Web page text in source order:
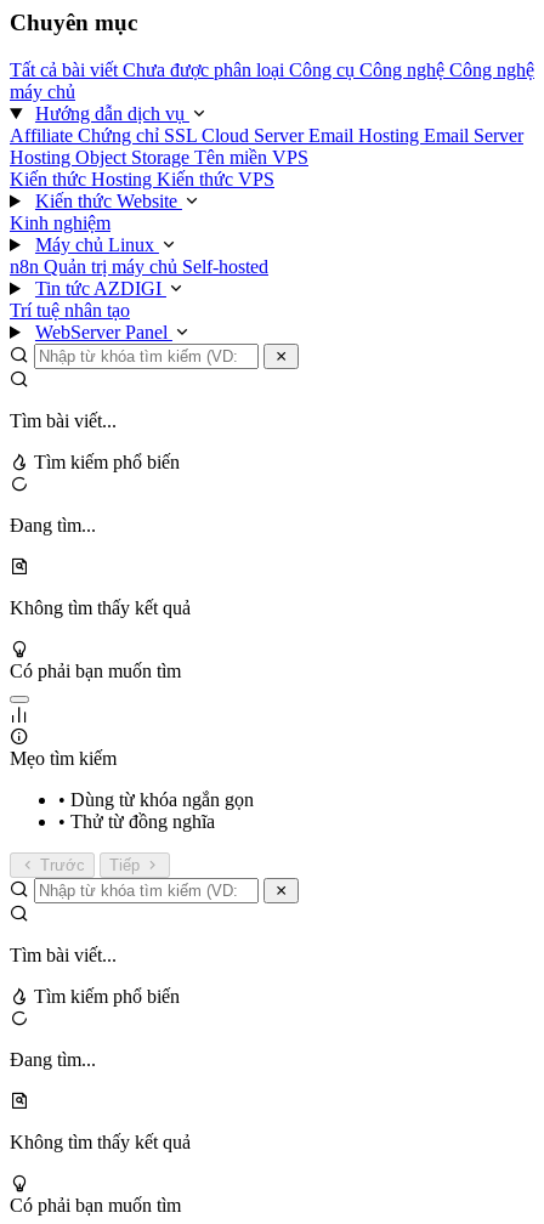
Chuyên mục
Tất cả bài viết Chưa được phân loại Công cụ Công nghệ Công nghệ
máy chủ
Hướng dẫn dịch vụ
Affiliate Chứng chỉ SSL Cloud ServerEmail Hosting Email Server
Hosting Object Storage Tên miền VPS
Kiến thức Hosting Kiến thức VPS
Kiến thức Website
Kinh nghiệm
Máy chủ Linux
n8n Quản trị máy chủ Self-hosted
Tin tức AZDIGI
Trí tuệ nhân tạo
WebServer Panel
Tìm bài viết...
Tìm kiếm phổ biến
Đang tìm...
Không tìm thấy kết quả
Có phải bạn muốn tìm
Mẹo tìm kiếm
• Dùng từ khóa ngắn gọn
• Thử từ đồng nghĩa
Trước Tiếp
Tìm bài viết...
Tìm kiếm phổ biến
Đang tìm...
Không tìm thấy kết quả
Có phải bạn muốn tìm